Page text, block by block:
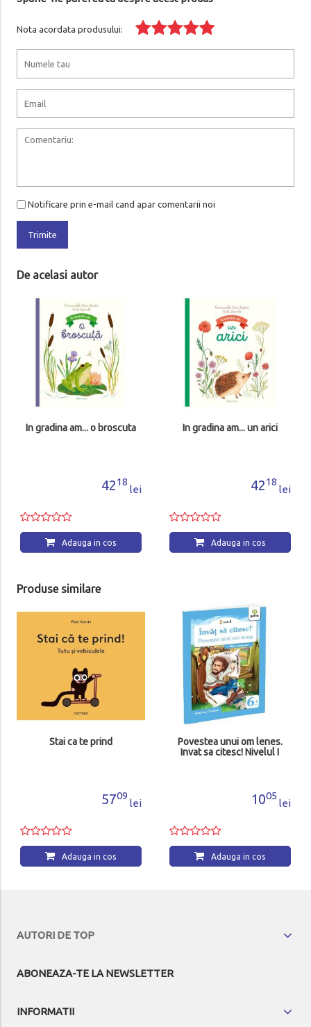
Nota acordata produsului:
Notificare prin e-mail cand apar comentarii noi
Trimite
De acelasi autor
In gradina am... o broscuta
4218
lei
Adauga in cos
In gradina am... un arici
4218
lei
Adauga in cos
Produse similare
Stai ca te prind
5709
lei
Adauga in cos
Povestea unui om lenes.
Invat sa citesc! Nivelul I
1005
lei
Adauga in cos
AUTORI DE TOP
ABONEAZA-TE LA NEWSLETTER
INFORMATII